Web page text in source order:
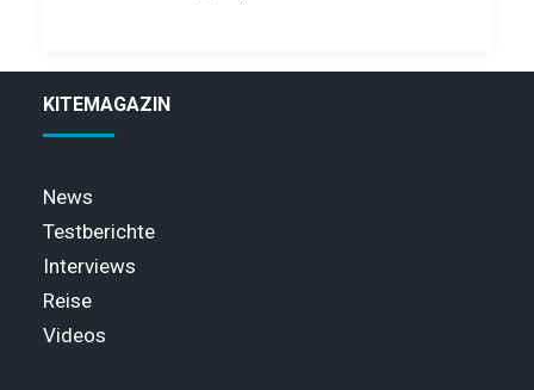
KITEMAGAZIN
News
Testberichte
Interviews
Reise
Videos